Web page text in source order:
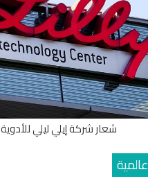
شعار شركة إيلي ليلي للأدوية
عالمية